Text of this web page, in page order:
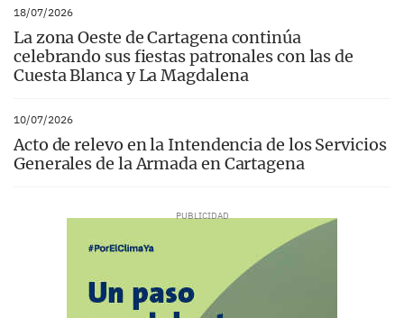
18/07/2026
La zona Oeste de Cartagena continúa
celebrando sus fiestas patronales con las de
Cuesta Blanca y La Magdalena
10/07/2026
Acto de relevo en la Intendencia de los Servicios
Generales de la Armada en Cartagena